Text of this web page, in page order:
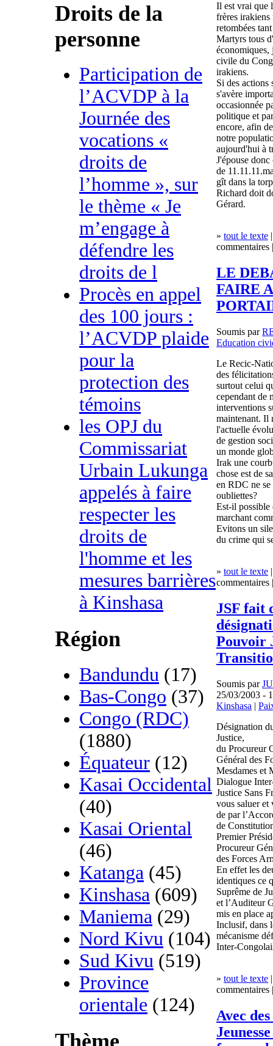
Droits de la
personne
Participation de
l’ACVDP à la
Journée des
vocations «
droits de
l’homme », sur
le thème « Je
m’engage à
défendre les
droits de l
Procès en appel
des 100 jours :
l’ACVDP plaide
pour la
protection des
témoins
les OPJ du
Commissariat
Urbain Lukunga
appelés à faire
respecter les
droits de
l'homme et les
mesures barrières
à Kinshasa
Région
Bandundu (17)
Bas-Congo (37)
Congo (RDC)
(1880)
Équateur (12)
Kasai Occidental
(40)
Kasai Oriental
(46)
Katanga (45)
Kinshasa (609)
Maniema (29)
Nord Kivu (104)
Sud Kivu (519)
Province
orientale (124)
Il est vrai que
frères irakiens
retombées
Martyrs tous
économiques,
civile du
irakiens.
Si des actions
s'avère
occasionnée
politique et
encore, afin
notre
aujourd'hui à
J'épouse
de
gît dans la
Richard doit
Gérard.
» tout le texte
commentaires
LE
FAIRE
Soumis par
Education
Le Recic-
des
surtout celui
cependant de
interventions
maintenant. Il
l'actuelle
de gestion
un monde
Irak une
chose est de
en RDC ne se
oubliettes?
Est-il possible
marchant
Evitons un
du crime qui
» tout le texte
commentaires
JSF fait
Pouvoir
Soumis par
25/03/2003 -
Kinshasa |
Désignation
Justice,
du Procureur
Général des
Mesdames et
Dialogue
Justice Sans
vous saluer et
de par
de
Premier
Procureur
des Forces
En effet les
identiques ce
Suprême de
et l’Auditeur
mis en place
Inclusif, dans
mécanisme
Inter-
» tout le texte
commentaires
Avec